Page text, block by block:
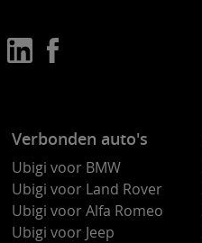
Verbonden auto's
Ubigi voor BMW
Ubigi voor Land Rover
Ubigi voor Alfa Romeo
Ubigi voor Jeep